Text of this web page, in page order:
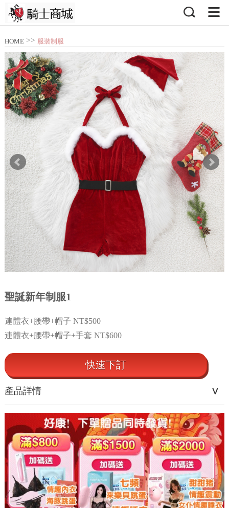
HOME >> 服裝制服
聖誕新年制服1
連體衣+腰帶+帽子 NT$500
連體衣+腰帶+帽子+手套 NT$600
快速下訂
產品詳情